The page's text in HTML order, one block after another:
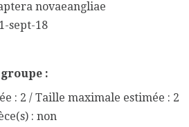
novaeangliae
sept-18
:
: 2 / Taille maximale estimée : 2
: non